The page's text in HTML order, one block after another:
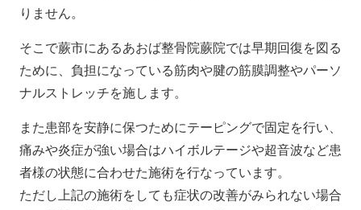
りません。
そこで蕨市にあるあおば整骨院蕨院では早期回復を図る
ために、負担になっている筋肉や腱の筋膜調整やパーソ
ナルストレッチを施します。
また患部を安静に保つためにテーピングで固定を行い、
痛みや炎症が強い場合はハイボルテージや超音波など患
者様の状態に合わせた施術を行なっています。
ただし上記の施術をしても症状の改善がみられない場合